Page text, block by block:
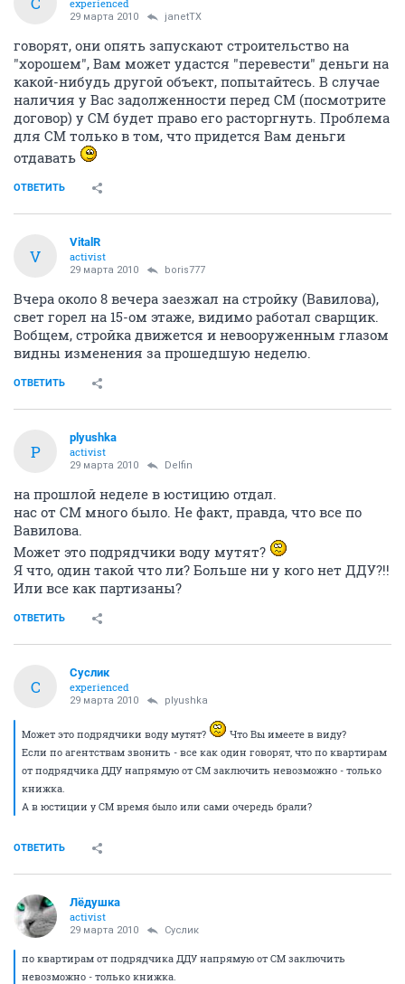
experienced
29 марта 2010 janetTX
говорят, они опять запускают строительство на
"хорошем", Вам может удастся "перевести" деньги на
какой-нибудь другой объект, попытайтесь. В случае
наличия у Вас задолженности перед СМ (посмотрите
договор) у СМ будет право его расторгнуть. Проблема
для СМ только в том, что придется Вам деньги
отдавать
ОТВЕТИТЬ
V
VitalR
activist
29 марта 2010 boris777
Вчера около 8 вечера заезжал на стройку (Вавилова),
свет горел на 15-ом этаже, видимо работал сварщик.
Вобщем, стройка движется и невооруженным глазом
видны изменения за прошедшую неделю.
ОТВЕТИТЬ
P
plyushka
activist
29 марта 2010 Delfin
на прошлой неделе в юстицию отдал.
нас от СМ много было. Не факт, правда, что все по
Вавилова.
Может это подрядчики воду мутят?
Я что, один такой что ли? Больше ни у кого нет ДДУ?!!
Или все как партизаны?
ОТВЕТИТЬ
С
Суслик
experienced
29 марта 2010 plyushka
Может это подрядчики воду мутят?
Что Вы имеете в виду?
Если по агентствам звонить - все как один говорят, что по квартирам
от подрядчика ДДУ напрямую от СМ заключить невозможно - только
книжка.
А в юстиции у СМ время было или сами очередь брали?
ОТВЕТИТЬ
Лёдушка
activist
29 марта 2010 Суслик
по квартирам от подрядчика ДДУ напрямую от СМ заключить
невозможно - только книжка.